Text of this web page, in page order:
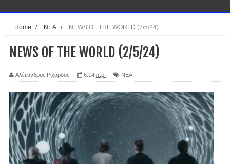
Home / ΝΕΑ / NEWS OF THE WORLD (2/5/24)
NEWS OF THE WORLD (2/5/24)
Αλέξανδρος Ριχάρδος 6:14 π.μ. ΝΕΑ